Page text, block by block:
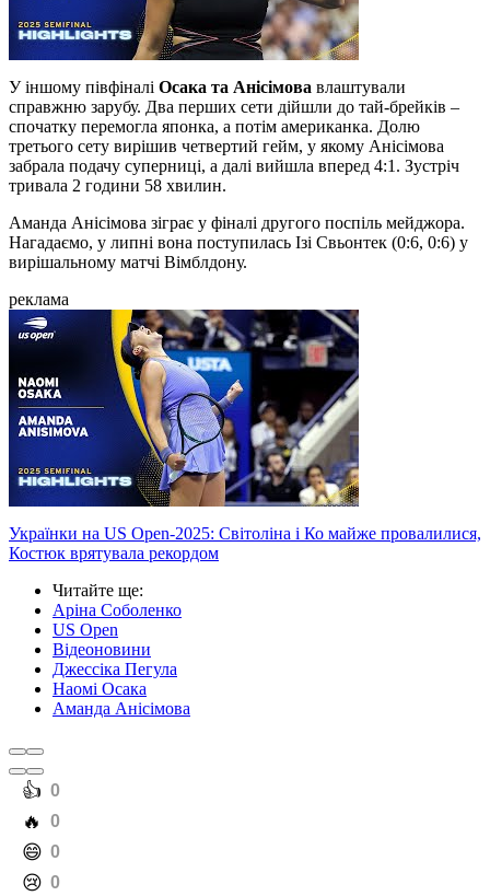
У іншому півфіналі Осака та Анісімова влаштували
справжню зарубу. Два перших сети дійшли до тай-брейків –
спочатку перемогла японка, а потім американка. Долю
третього сету вирішив четвертий гейм, у якому Анісімова
забрала подачу суперниці, а далі вийшла вперед 4:1. Зустріч
тривала 2 години 58 хвилин.
Аманда Анісімова зіграє у фіналі другого поспіль мейджора.
Нагадаємо, у липні вона поступилась Ізі Свьонтек (0:6, 0:6) у
вирішальному матчі Вімблдону.
реклама
Українки на US Open-2025: Світоліна і Ко майже провалилися,
Костюк врятувала рекордом
Читайте ще:
Аріна Соболенко
US Open
Відеоновини
Джессіка Пегула
Наомі Осака
Аманда Анісімова
️👍 0
️🔥 0
️😄 0
️😢 0